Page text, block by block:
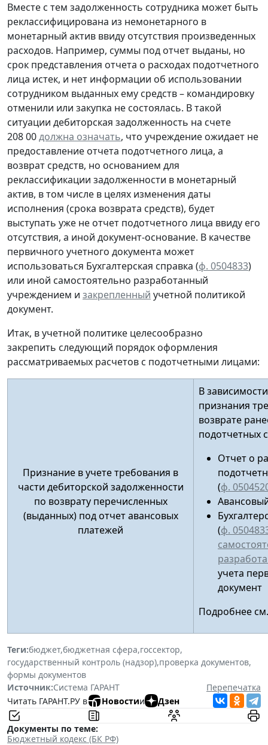
Вместе с тем задолженность сотрудника может быть
реклассифицирована из немонетарного в
монетарный актив ввиду отсутствия произведенных
расходов. Например, суммы под отчет выданы, но
срок представления отчета о расходах подотчетного
лица истек, и нет информации об использовании
сотрудником выданных ему средств – командировку
отменили или закупка не состоялась. В такой
ситуации дебиторская задолженность на счете
208 00должна означать, что учреждение ожидает не
предоставление отчета подотчетного лица, а
возврат средств, но основанием для
реклассификации задолженности в монетарный
актив, в том числе в целях изменения даты
исполнения (срока возврата средств), будет
выступать уже не отчет подотчетного лица ввиду его
отсутствия, а иной документ-основание. В качестве
первичного учетного документа может
использоваться Бухгалтерская справка (ф. 0504833)
или иной самостоятельно разработанный
учреждением и закрепленный учетной политикой
документ.
Итак, в учетной политике целесообразно
закрепить следующий порядок оформления
рассматриваемых расчетов с подотчетными лицами:
Признание в учете требования в
части дебиторской задолженности
по возврату перечисленных
(выданных) под отчет авансовых
платежей
В
признания
возврате
подотчетных
Отчет о
(ф.
(ф.
учета
документ
Подробнее
Теги:бюджет,бюджетная сфера,госсектор,
государственный контроль (надзор),проверка документов,
формы документов
Источник:Система ГАРАНТ
Перепечатка
Читать ГАРАНТ.РУ в
Новостии Дзен
Документы по теме:
Бюджетный кодекс (БК РФ)